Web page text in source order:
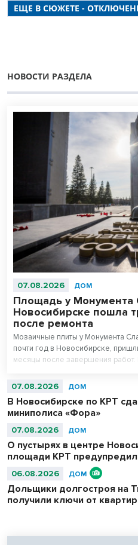
ЕЩЕ В СЮЖЕТЕ -
НОВОСТИ РАЗДЕЛА
07.08.2026 ДОМ
Площадь у Монумента
Новосибирске пошла
после ремонта
Мозаичные плиты у Монумента
почти год в Новосибирске,
месяцы после завершения
07.08.2026 ДОМ
В Новосибирске по КРТ
миниполиса «Фора»
07.08.2026 ДОМ
О пустырях в центре
площади КРТ
06.08.2026 ДОМ
Дольщики долгостроя на
получили ключи от квартир